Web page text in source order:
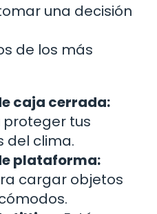
una decisión
de los más
caja cerrada:
tus
del clima.
plataforma:
cargar objetos